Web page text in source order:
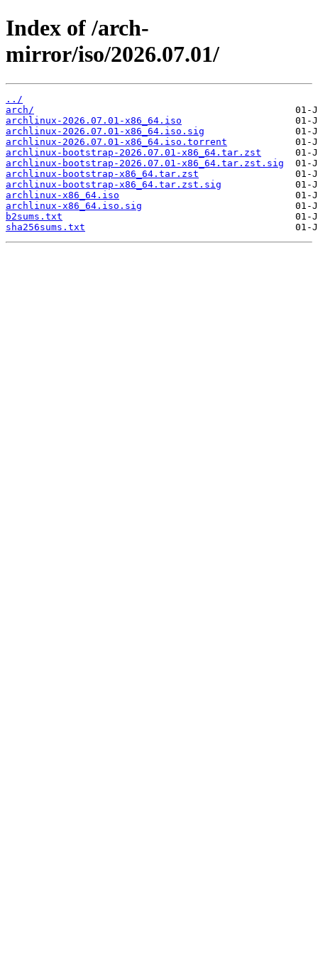
Index of /arch-
mirror/iso/2026.07.01/
../
arch/
archlinux-2026.07.01-x86_64.iso
archlinux-2026.07.01-x86_64.iso.sig
archlinux-2026.07.01-x86_64.iso.torrent
archlinux-bootstrap-2026.07.01-x86_64.tar.zst
archlinux-bootstrap-2026.07.01-x86_64.tar.zst.sig
archlinux-bootstrap-x86_64.tar.zst
archlinux-bootstrap-x86_64.tar.zst.sig
archlinux-x86_64.iso
archlinux-x86_64.iso.sig
b2sums.txt
sha256sums.txt